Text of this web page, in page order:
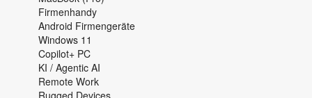
Firmenhandy
Android Firmengeräte
Windows 11
Copilot+ PC
KI / Agentic AI
Remote Work
Rugged Devices